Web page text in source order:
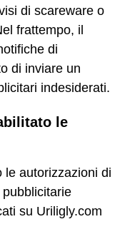
di scareware o
frattempo, il
di
di inviare un
indesiderati.
le
le autorizzazioni di
su Uriligly.com